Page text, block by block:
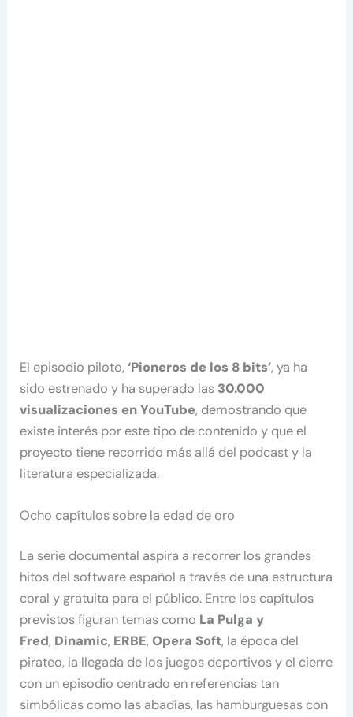
El episodio piloto,‘Pioneros de los 8 bits’, ya ha
sido estrenado y ha superado las 30.000
visualizaciones en YouTube, demostrando que
existe interés por este tipo de contenido y que el
proyecto tiene recorrido más allá del podcast y la
literatura especializada.
Ocho capítulos sobre la edad de oro
La serie documental aspira a recorrer los grandes
hitos del software español a través de una estructura
coral y gratuita para el público. Entre los capítulos
previstos figuran temas como La Pulga y
Fred, Dinamic, ERBE,Opera Soft, la época del
pirateo, la llegada de los juegos deportivos y el cierre
con un episodio centrado en referencias tan
simbólicas como las abadías, las hamburguesas con